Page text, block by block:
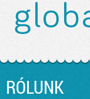
RÓLUNK